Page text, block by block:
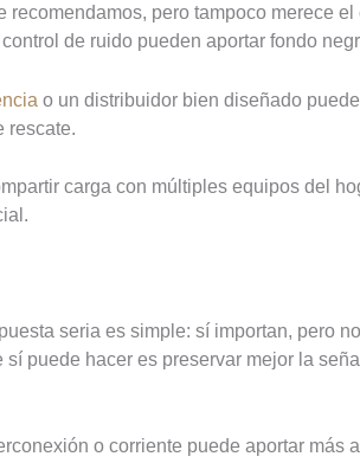
pero tampoco merece
de ruido pueden aportar fondo
o un distribuidor bien diseñado
rescate.
carga con múltiples equipos del
seria es simple: sí importan, pero
puede hacer es preservar mejor la
o corriente puede aportar